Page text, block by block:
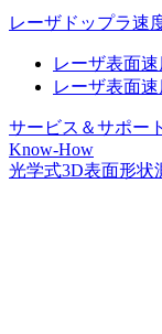
レーザドップラ速
レーザ表面速
レーザ表面速
サービス＆サポート
Know-How
光学式3D表面形状